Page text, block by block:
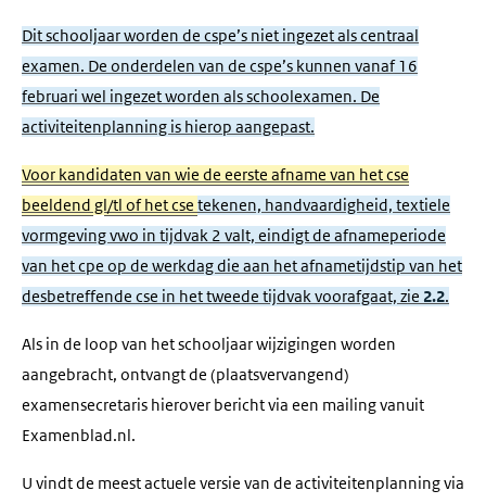
Dit schooljaar worden de cspe’s niet ingezet als centraal
examen. De onderdelen van de cspe’s kunnen vanaf 16
februari wel ingezet worden als schoolexamen. De
activiteitenplanning is hierop aangepast.
Voor kandidaten van wie de eerste afname van het cse
beeldend gl/tl of het cse tekenen, handvaardigheid, textiele
vormgeving vwo in tijdvak 2 valt, eindigt de afnameperiode
van het cpe op de werkdag die aan het afnametijdstip van het
desbetreffende cse in het tweede tijdvak voorafgaat, zie 2.2.
Als in de loop van het schooljaar wijzigingen worden
aangebracht, ontvangt de (plaatsvervangend)
examensecretaris hierover bericht via een mailing vanuit
Examenblad.nl.
U vindt de meest actuele versie van de activiteitenplanning via